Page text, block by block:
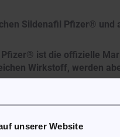
unserer Website
Sildenafil Pfizer® und
ist die offizielle
Wirkstoff, werden
unterliegt strengen
Aufsichtsbehörden
ihre Qualität kann